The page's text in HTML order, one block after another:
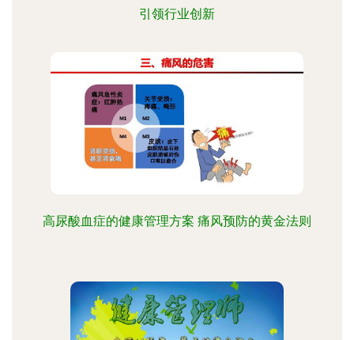
引领行业创新
高尿酸血症的健康管理方案 痛风预防的黄金法则